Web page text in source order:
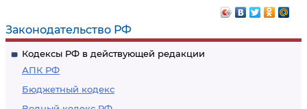
Законодательство РФ
Кодексы РФ в действующей редакции
АПК РФ
Бюджетный кодекс